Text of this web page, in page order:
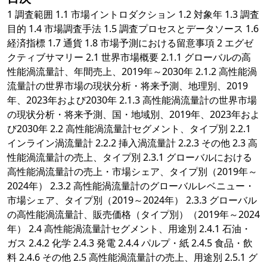
1 調査範囲 1.1 市場イントロダクション 1.2 対象年 1.3 調査
目的 1.4 市場調査手法 1.5 調査プロセスとデータソース 1.6
経済指標 1.7 通貨 1.8 市場予測における留意事項 2 エグゼ
クティブサマリー 2.1 世界市場概要 2.1.1 グローバルの高
性能渦流量計、年間売上、2019年～2030年 2.1.2 高性能渦
流量計の世界市場の現状分析・将来予測、地理別、2019
年、2023年および2030年 2.1.3 高性能渦流量計の世界市場
の現状分析・将来予測、国・地域別、2019年、2023年およ
び2030年 2.2 高性能渦流量計セグメント、タイプ別 2.2.1
インライン渦流量計 2.2.2 挿入渦流量計 2.2.3 その他 2.3 高
性能渦流量計の売上、タイプ別 2.3.1 グローバルにおける
高性能渦流量計の売上・市場シェア、タイプ別（2019年～
2024年） 2.3.2 高性能渦流量計のグローバルレベニュー・
市場シェア、タイプ別（2019～2024年） 2.3.3 グローバル
の高性能渦流量計、販売価格（タイプ別）（2019年～2024
年） 2.4 高性能渦流量計セグメント、用途別 2.4.1 石油・
ガス 2.4.2 化学 2.4.3 発電 2.4.4 パルプ・紙 2.4.5 食品・飲
料 2.4.6 その他 2.5 高性能渦流量計の売上、用途別 2.5.1 グ